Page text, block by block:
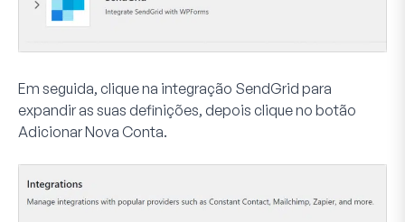
Em seguida, clique na integração SendGrid para
expandir as suas definições, depois clique no botão
Adicionar Nova Conta.